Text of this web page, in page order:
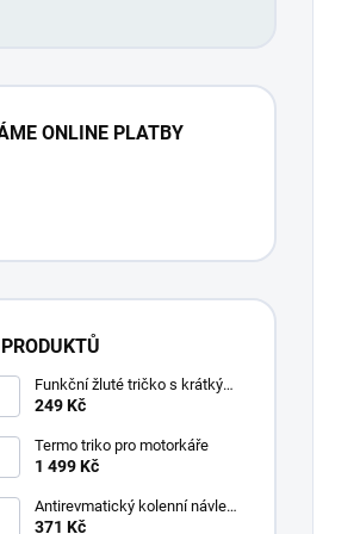
ONLINE PLATBY
Funkční žluté tričko s krátkým
rukávem UNISEX
249 Kč
Termo triko pro motorkáře
1 499 Kč
Antirevmatický kolenní návlek
- 1 kus
371 Kč